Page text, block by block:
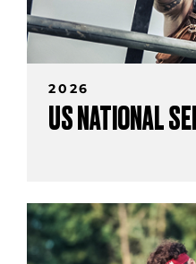
2026
US NATIONAL